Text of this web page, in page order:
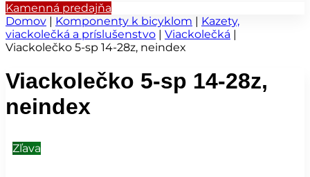
Kamenná predajňa
Domov | Komponenty k bicyklom | Kazety,
viackolečká a príslušenstvo | Viackolečká |
Viackolečko 5-sp 14-28z, neindex
Viackolečko 5-sp 14-28z,
neindex
Zľava